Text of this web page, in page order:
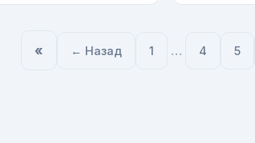
« ← Назад 1 … 4 5